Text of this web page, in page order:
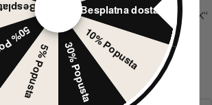
recenziju za „CIZME 6885 BLACK“
neće biti objavljena. Neophodna polja su
Besplatna dostava
10% Popusta
30% Popusta
5% Popusta